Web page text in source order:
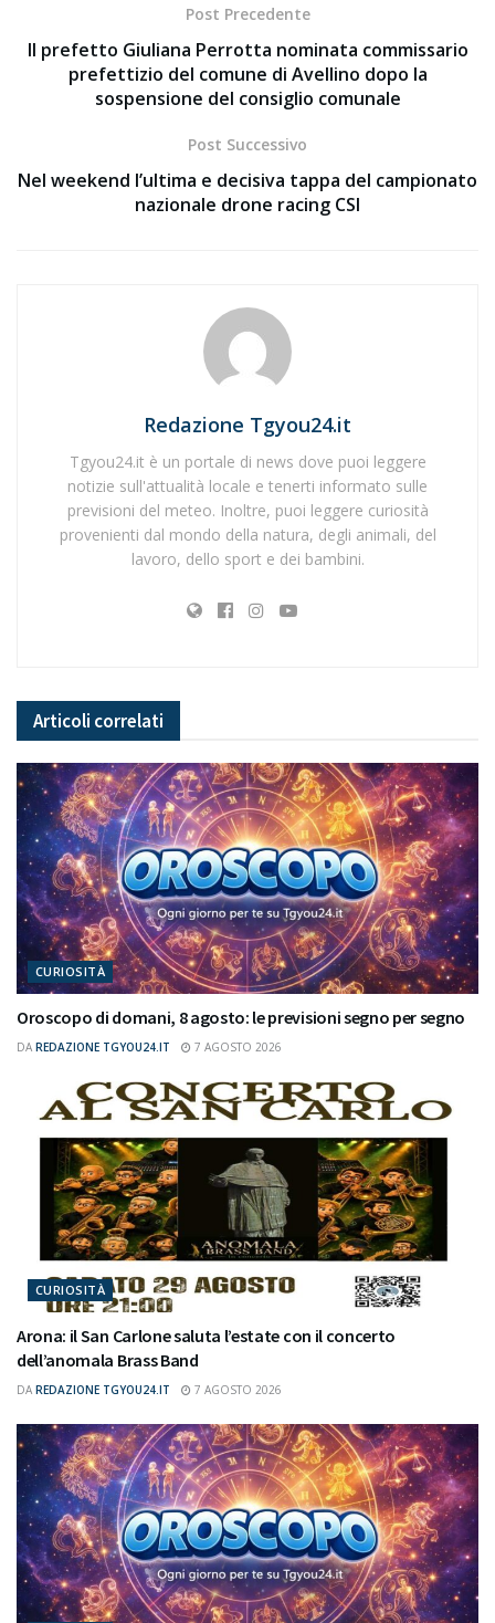
Post Precedente
Il prefetto Giuliana Perrotta nominata commissario
prefettizio del comune di Avellino dopo la
sospensione del consiglio comunale
Post Successivo
Nel weekend l’ultima e decisiva tappa del campionato
nazionale drone racing CSI
Redazione Tgyou24.it
Tgyou24.it è un portale di news dove puoi leggere
notizie sull'attualità locale e tenerti informato sulle
previsioni del meteo. Inoltre, puoi leggere curiosità
provenienti dal mondo della natura, degli animali, del
lavoro, dello sport e dei bambini.
Articoli correlati
CURIOSITÀ
Oroscopo di domani, 8 agosto: le previsioni segno per segno
DA REDAZIONE TGYOU24.IT 7 AGOSTO 2026
CURIOSITÀ
Arona: il San Carlone saluta l’estate con il concerto
dell’anomala Brass Band
DA REDAZIONE TGYOU24.IT 7 AGOSTO 2026